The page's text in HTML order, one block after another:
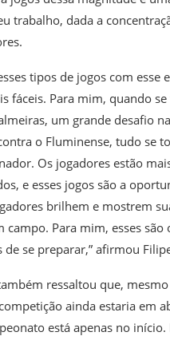
trabalho, dada a
tipos de jogos com esse
fáceis. Para mim, quando
um grande desafio
o Fluminense, tudo se
Os jogadores estão
e esses jogos são a
brilhem e mostrem
campo. Para mim, esses são
de se preparar,” afirmou
ressaltou que,
ainda estaria em
está apenas no